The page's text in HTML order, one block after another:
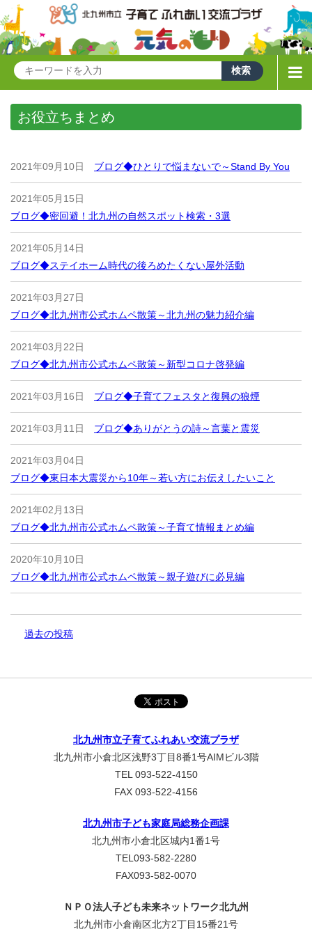
お役立ちまとめ
2021年09月10日 ブログ◆ひとりで悩まないで～Stand By You
2021年05月15日
ブログ◆密回避！北九州の自然スポット検索・3選
2021年05月14日
ブログ◆ステイホーム時代の後ろめたくない屋外活動
2021年03月27日
ブログ◆北九州市公式ホムペ散策～北九州の魅力紹介編
2021年03月22日
ブログ◆北九州市公式ホムペ散策～新型コロナ啓発編
2021年03月16日 ブログ◆子育てフェスタと復興の狼煙
2021年03月11日 ブログ◆ありがとうの詩～言葉と震災
2021年03月04日
ブログ◆東日本大震災から10年～若い方にお伝えしたいこと
2021年02月13日
ブログ◆北九州市公式ホムペ散策～子育て情報まとめ編
2020年10月10日
ブログ◆北九州市公式ホムペ散策～親子遊びに必見編
過去の投稿
北九州市立子育てふれあい交流プラザ
北九州市小倉北区浅野3丁目8番1号AIMビル3階
TEL 093-522-4150
FAX 093-522-4156
北九州市子ども家庭局総務企画課
北九州市小倉北区城内1番1号
TEL093-582-2280
FAX093-582-0070
ＮＰＯ法人子ども未来ネットワーク北九州
北九州市小倉南区北方2丁目15番21号